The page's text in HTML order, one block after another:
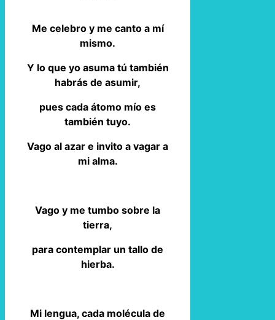
Me celebro y me canto a mí
mismo.
Y lo que yo asuma tú también
habrás de asumir,
pues cada átomo mío es
también tuyo.
Vago al azar e invito a vagar a
mi alma.
Vago y me tumbo sobre la
tierra,
para contemplar un tallo de
hierba.
Mi lengua, cada molécula de